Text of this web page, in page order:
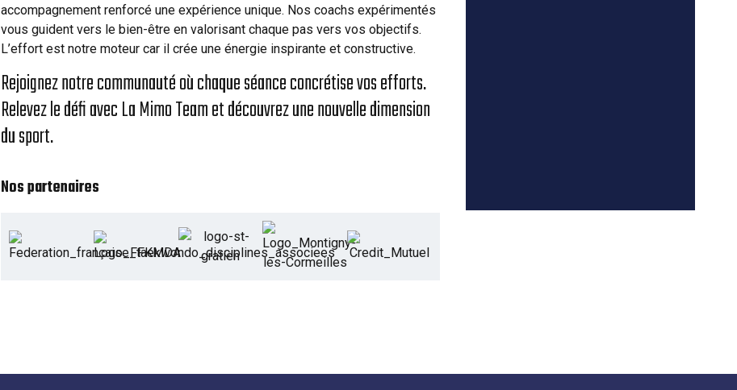
accompagnement renforcé une expérience unique. Nos coachs expérimentés
vous guident vers le bien-être en valorisant chaque pas vers vos objectifs.
L’effort est notre moteur car il crée une énergie inspirante et constructive.
Rejoignez notre communauté où chaque séance concrétise vos efforts.
Relevez le défi avec La Mimo Team et découvrez une nouvelle dimension
du sport.
Nos partenaires